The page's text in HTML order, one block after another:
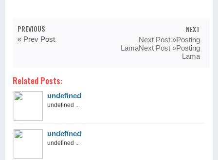
PREVIOUS
« Prev Post
NEXT
Next Post »Posting
LamaNext Post »Posting
Lama
Related Posts:
undefined
undefined ...
undefined
undefined ...